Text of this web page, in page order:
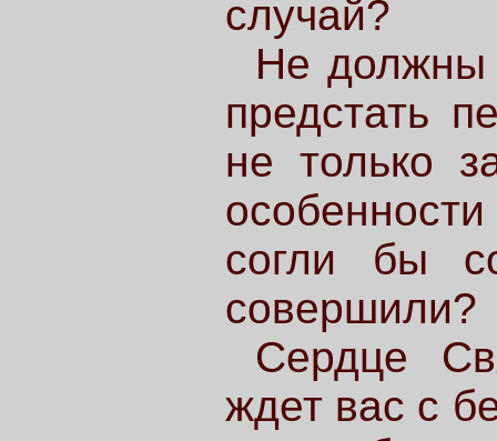
случай?
Не
предстать
не только
согли бы
совершили?
Сердце
ждет вас с